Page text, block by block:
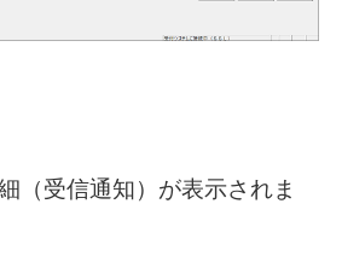
（受信通知）が表示されま